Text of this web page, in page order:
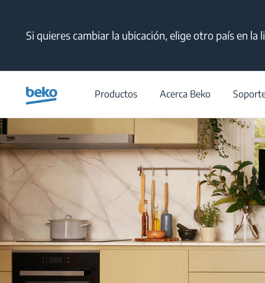
Si quieres cambiar la ubicación, elige otro país en la
Productos Acerca Beko